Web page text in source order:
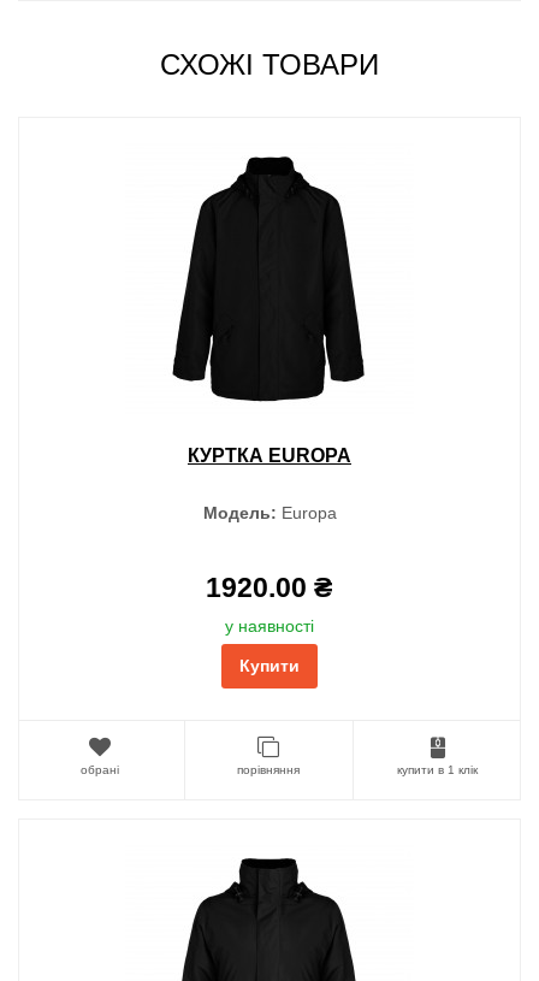
СХОЖІ ТОВАРИ
КУРТКА EUROPA
Модель: Europa
1920.00 ₴
у наявності
Купити
обрані порівняння купити в 1 клік